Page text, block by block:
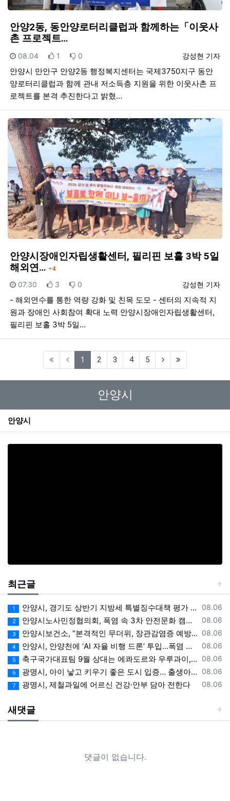
안양2동, 동안양로터리클럽과 함께하는「이웃사
촌 프로젝트…
등록자
강성현 기자
등록일
08.04 추천
1 비추천
0
안양시 만안구 안양2동 행정복지센터는 국제3750지구 동안
양로터리클럽과 함께 관내 저소득층 지원을 위한 이웃사촌 프
로젝트를 본격 추진한다고 밝혔…
안양시장애인자립생활센터, 필리핀 보홀 3박 5일
해외연… 댓글
4
등록자
강성현 기자
등록일
07.30 추천
3 비추천
0
- 해외연수를 통한 역량 강화 및 친목 도모 - 센터의 지속적 지
원과 장애인 사회참여 확대 노력 안양시장애인자립생활센터,
필리핀 보홀 3박 5일…
1 (current)
2 3 4 5
안양시
안양시
최근글
등록일
08.06
1 안양시, 경기도 상반기 지방세 특별징수대책 평가 ‘우수상’
등록일
08.06
2 안양시노사민정협의회, 폭염 속 3차 안전문화 캠페인 전개
등록일
08.06
3 안양시보건소, “본격적인 무더위, 장관감염증 예방에 각별한 주의 필요”
등록일
08.06
4 안양시, 안양천에 ‘AI 자율 비행 드론’ 투입…폭염 속 온열 질환 예방 계도
등록일
08.06
5 축구국가대표팀 9월 상대는 에콰도르와 우루과이, 9.10월 A매치 4연전 상대 모두 확정
등록일
08.06
6 광명시, 아이 낳고 키우기 좋은 도시 입증… 출생아 증가율 경기도 1위
등록일
08.06
7 광명시, 제철과일에 어르신 건강·안부 담아 전한다
새댓글
댓글이 없습니다.